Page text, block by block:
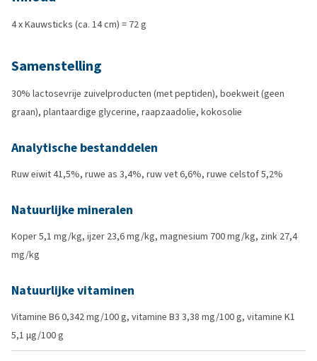
4 x Kauwsticks (ca. 14 cm) = 72 g
Samenstelling
30% lactosevrije zuivelproducten (met peptiden), boekweit (geen
graan), plantaardige glycerine, raapzaadolie, kokosolie
Analytische bestanddelen
Ruw eiwit 41,5%, ruwe as 3,4%, ruw vet 6,6%, ruwe celstof 5,2%
Natuurlijke mineralen
Koper 5,1 mg/kg, ijzer 23,6 mg/kg, magnesium 700 mg/kg, zink 27,4
mg/kg
Natuurlijke vitaminen
Vitamine B6 0,342 mg/100 g, vitamine B3 3,38 mg/100 g, vitamine K1
5,1 µg/100 g